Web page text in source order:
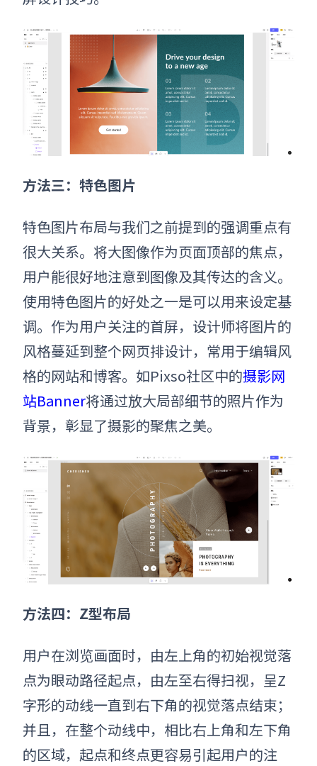
方法三：特色图片
特色图片布局与我们之前提到的强调重点有
很大关系。将大图像作为页面顶部的焦点，
用户能很好地注意到图像及其传达的含义。
使用特色图片的好处之一是可以用来设定基
调。作为用户关注的首屏，设计师将图片的
风格蔓延到整个网页排设计，常用于编辑风
格的网站和博客。如Pixso社区中的摄影网
站Banner将通过放大局部细节的照片作为
背景，彰显了摄影的聚焦之美。
方法四：Z型布局
用户在浏览画面时，由左上角的初始视觉落
点为眼动路径起点，由左至右得扫视，呈Z
字形的动线一直到右下角的视觉落点结束；
并且，在整个动线中，相比右上角和左下角
的区域，起点和终点更容易引起用户的注